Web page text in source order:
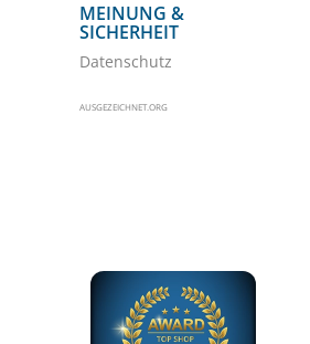
MEINUNG &
SICHERHEIT
Datenschutz
AUSGEZEICHNET.ORG